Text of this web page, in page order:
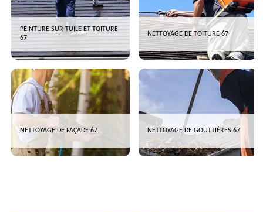
PEINTURE SUR TUILE ET TOITURE
67
NETTOYAGE DE TOITURE 67
NETTOYAGE DE FAÇADE 67 NETTOYAGE DE GOUTTIÈRES 67